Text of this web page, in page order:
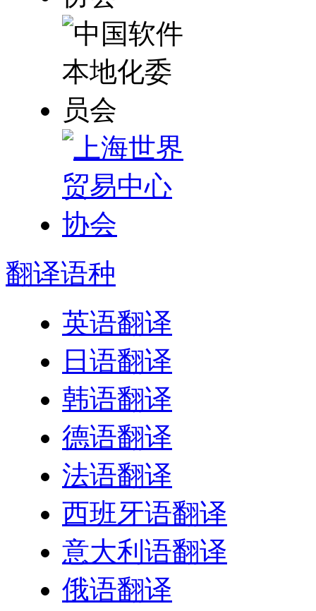
翻译语种
英语翻译
日语翻译
韩语翻译
德语翻译
法语翻译
西班牙语翻译
意大利语翻译
俄语翻译